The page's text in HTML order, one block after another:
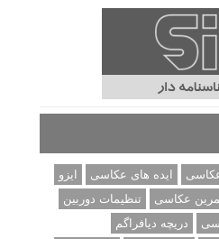
عکاسی ایده های عکاسی
ایزو
عکاسی
تنظیمات دوربین
دریچه دیافراگم